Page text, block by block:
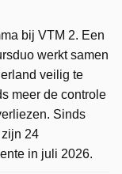
bij VTM 2. Een
werkt samen
veilig te
meer de controle
Sinds
24
in juli 2026.